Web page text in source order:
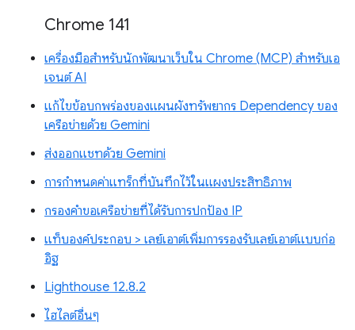
Chrome 141
เครื่องมือสำหรับนักพัฒนาเว็บใน Chrome (MCP) สำหรับเอ
เจนต์ AI
แก้ไขข้อบกพร่องของแผนผังทรัพยากร Dependency ของ
เครือข่ายด้วย Gemini
ส่งออกแชทด้วย Gemini
การกำหนดค่าแทร็กที่บันทึกไว้ในแผงประสิทธิภาพ
กรองคำขอเครือข่ายที่ได้รับการปกป้อง IP
แท็บองค์ประกอบ > เลย์เอาต์เพิ่มการรองรับเลย์เอาต์แบบก่อ
อิฐ
Lighthouse 12.8.2
ไฮไลต์อื่นๆ